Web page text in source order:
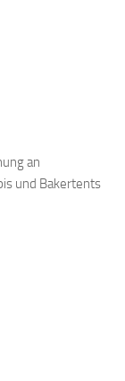
an
und Bakertents